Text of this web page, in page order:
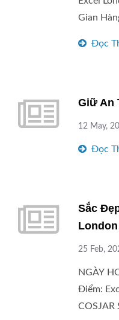
Gian
Bao Bì
Đọc
Giữ An
12 May,
Đọc
Sắc
25 Feb,
NGÀY
Điểm:
COSJAR